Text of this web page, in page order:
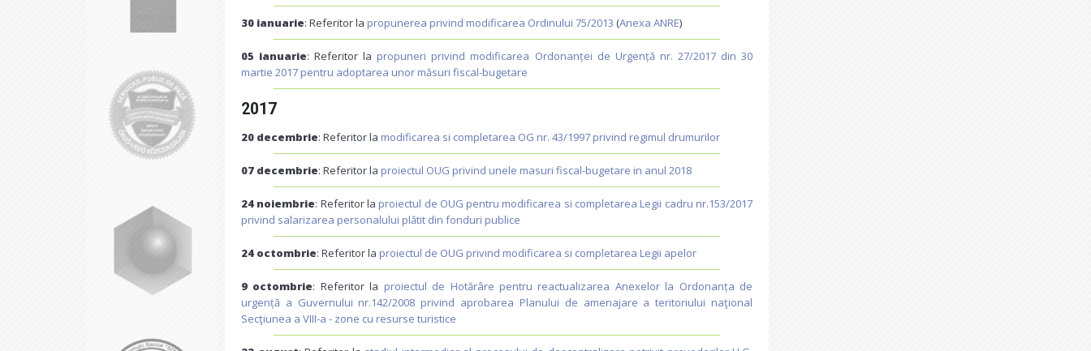
30 ianuarie: Referitor la propunerea privind modificarea Ordinului 75/2013 (Anexa ANRE)
05 ianuarie: Referitor la propuneri privind modificarea Ordonanței de Urgență nr. 27/2017 din 30
martie 2017 pentru adoptarea unor măsuri fiscal-bugetare
2017
20 decembrie: Referitor la modificarea si completarea OG nr. 43/1997 privind regimul drumurilor
07 decembrie: Referitor la proiectul OUG privind unele masuri fiscal-bugetare in anul 2018
24 noiembrie: Referitor la proiectul de OUG pentru modificarea si completarea Legii cadru nr.153/2017
privind salarizarea personalului plătit din fonduri publice
24 octombrie: Referitor la proiectul de OUG privind modificarea si completarea Legii apelor
9 octombrie: Referitor la proiectul de Hotărâre pentru reactualizarea Anexelor la Ordonanța de
urgență a Guvernului nr.142/2008 privind aprobarea Planului de amenajare a teritoriului naţional
Secţiunea a VIII-a - zone cu resurse turistice